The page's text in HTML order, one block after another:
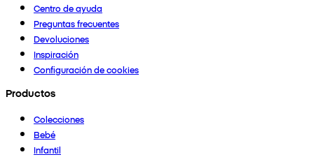
Centro de ayuda
Preguntas frecuentes
Devoluciones
Inspiración
Configuración de cookies
Productos
Colecciones
Bebé
Infantil